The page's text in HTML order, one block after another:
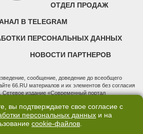
ОТДЕЛ ПРОДАЖ
В TELEGRAM
ПЕРСОНАЛЬНЫХ ДАННЫХ
НОВОСТИ ПАРТНЕРОВ
сообщение, доведение до всеобщего
66.RU материалов и их элементов без согласия
Сетевое издание «Современный портал
технологий и массовых коммуникаций
номер ЭЛ № ФС 77 - 76634 от 02.09.2019
ответственностью "66.ру". Юридический
вы подтверждаете свое согласие с
персональных данных и на
cookie-файлов.